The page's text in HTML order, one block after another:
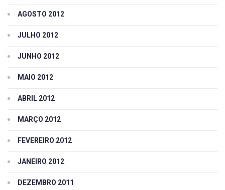
AGOSTO 2012
JULHO 2012
JUNHO 2012
MAIO 2012
ABRIL 2012
MARÇO 2012
FEVEREIRO 2012
JANEIRO 2012
DEZEMBRO 2011